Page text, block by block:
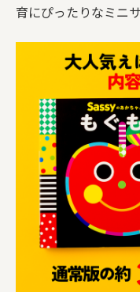
育にぴったりなミニ